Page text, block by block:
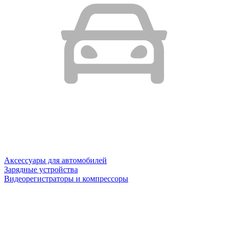
Аксессуары для автомобилей
Зарядные устройства
Видеорегистраторы и компрессоры